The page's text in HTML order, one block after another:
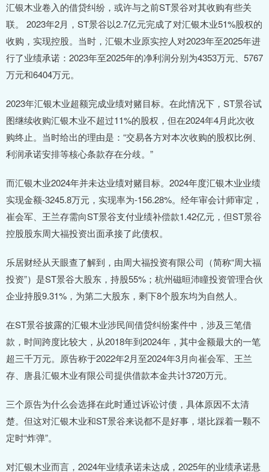
汇银木业卷入的借贷纠纷，或许与之前ST景谷对其收购有些关
联。 2023年2月，ST景谷以2.7亿元完成了对汇银木业51%股权的
收购，实现控股。当时，汇银木业原实控人对2023年至2025年进
行了业绩承诺：2023年至2025年的净利润分别为4353万元、5767
万元和6404万元。
2023年汇银木业超额完成业绩对赌目标。在此情况下，ST景谷试
图继续收购汇银木业不超过11%的股权，但在2024年4月此次收
购终止。当时给出的理由是：“交易各方对本次收购的股权比例、
利润承诺安排等核心条款存在分歧。”
而汇银木业2024年并未达业绩对赌目标。2024年度汇银木业业绩
实现金额-3245.8万元，实现率为-156.28%。经年审会计师审定，
崔会军、王兰存需向ST景谷支付业绩补偿款1.42亿元，但ST景谷
控股股东周大福投资出面承接了此债权。
乐居财经从天眼查了解到，由周大福投资有限公司（简称“周大福
投资”）是ST景谷大股东，持股55%；杭州磁晅沛瞳投资管理合伙
企业持股9.31%，为第二大股东，剩下8个股东均为自然人。
在ST景谷披露的汇银木业涉民间借贷纠纷案件中，涉及三笔借
款，时间跨度比较大，从2018年到2024年，其中金额最大的一笔
超三千万元。原告称于2022年2月至2024年3月向崔会军、王兰
存、唐县汇银木业有限公司提供借款本金共计3720万元。
三个原告为什么会选择在此时通过诉讼讨债，具体原因不太清
楚。但这对汇银木业和ST景谷来说都不是好事，堪比踩着一颗不
定时“炸弹”。
对汇银木业而言，2024年业绩承诺未达成，2025年的业绩承诺悬